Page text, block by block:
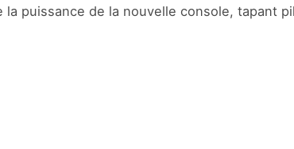
puissance de la nouvelle console, tapant